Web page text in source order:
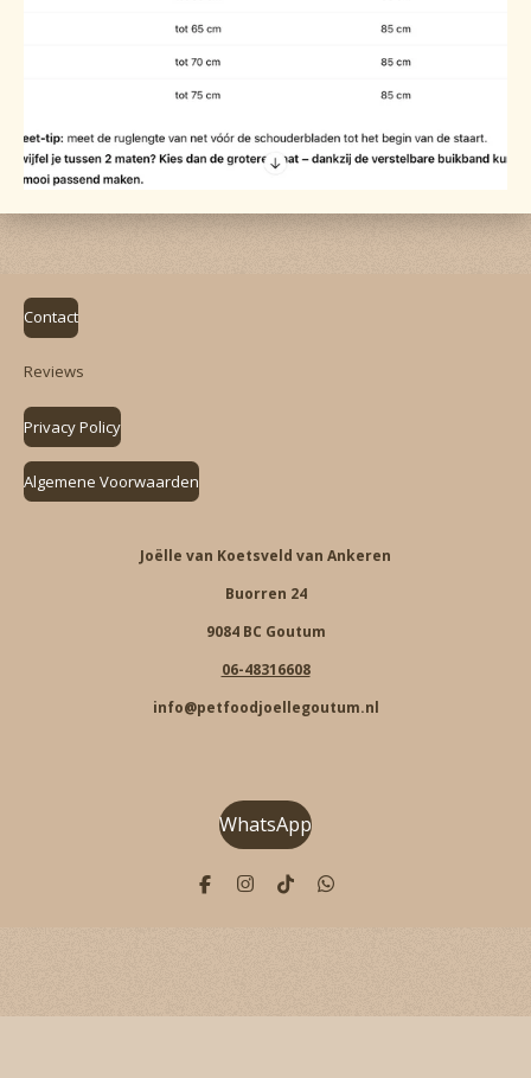
Contact
Reviews
Privacy Policy
Algemene Voorwaarden
Joëlle van Koetsveld van Ankeren
Buorren 24
9084 BC Goutum
06-48316608
info@petfoodjoellegoutum.nl
WhatsApp
F
k
I
a
T
W
p